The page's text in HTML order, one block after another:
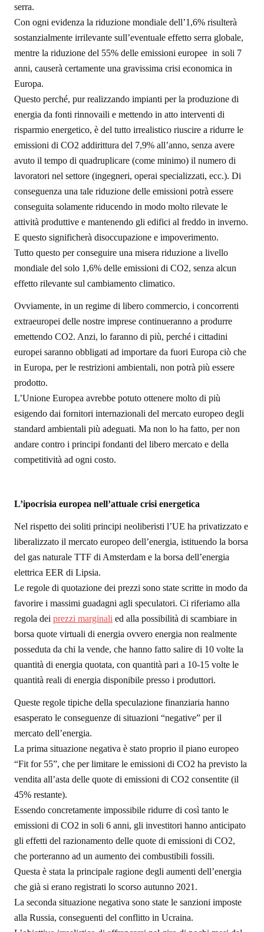
serra.
Con ogni evidenza la riduzione mondiale dell’1,6% risulterà
sostanzialmente irrilevante sull’eventuale effetto serra globale,
mentre la riduzione del 55% delle emissioni europee in soli 7
anni, causerà certamente una gravissima crisi economica in
Europa.
Questo perché, pur realizzando impianti per la produzione di
energia da fonti rinnovaili e mettendo in atto interventi di
risparmio energetico, è del tutto irrealistico riuscire a ridurre le
emissioni di CO2 addirittura del 7,9% all’anno, senza avere
avuto il tempo di quadruplicare (come minimo) il numero di
lavoratori nel settore (ingegneri, operai specializzati, ecc.). Di
conseguenza una tale riduzione delle emissioni potrà essere
conseguita solamente riducendo in modo molto rilevate le
attività produttive e mantenendo gli edifici al freddo in inverno.
E questo significherà disoccupazione e impoverimento.
Tutto questo per conseguire una misera riduzione a livello
mondiale del solo 1,6% delle emissioni di CO2, senza alcun
effetto rilevante sul cambiamento climatico.
Ovviamente, in un regime di libero commercio, i concorrenti
extraeuropei delle nostre imprese continueranno a produrre
emettendo CO2. Anzi, lo faranno di più, perché i cittadini
europei saranno obbligati ad importare da fuori Europa ciò che
in Europa, per le restrizioni ambientali, non potrà più essere
prodotto.
L’Unione Europea avrebbe potuto ottenere molto di più
esigendo dai fornitori internazionali del mercato europeo degli
standard ambientali più adeguati. Ma non lo ha fatto, per non
andare contro i principi fondanti del libero mercato e della
competitività ad ogni costo.
L’ipocrisia europea nell’attuale crisi energetica
Nel rispetto dei soliti principi neoliberisti l’UE ha privatizzato e
liberalizzato il mercato europeo dell’energia, istituendo la borsa
del gas naturale TTF di Amsterdam e la borsa dell’energia
elettrica EER di Lipsia.
Le regole di quotazione dei prezzi sono state scritte in modo da
favorire i massimi guadagni agli speculatori. Ci riferiamo alla
regola dei prezzi marginali ed alla possibilità di scambiare in
borsa quote virtuali di energia ovvero energia non realmente
posseduta da chi la vende, che hanno fatto salire di 10 volte la
quantità di energia quotata, con quantità pari a 10-15 volte le
quantità reali di energia disponibile presso i produttori.
Queste regole tipiche della speculazione finanziaria hanno
esasperato le conseguenze di situazioni “negative” per il
mercato dell’energia.
La prima situazione negativa è stato proprio il piano europeo
“Fit for 55”, che per limitare le emissioni di CO2 ha previsto la
vendita all’asta delle quote di emissioni di CO2 consentite (il
45% restante).
Essendo concretamente impossibile ridurre di così tanto le
emissioni di CO2 in soli 6 anni, gli investitori hanno anticipato
gli effetti del razionamento delle quote di emissioni di CO2,
che porteranno ad un aumento dei combustibili fossili.
Questa è stata la principale ragione degli aumenti dell’energia
che già si erano registrati lo scorso autunno 2021.
La seconda situazione negativa sono state le sanzioni imposte
alla Russia, conseguenti del conflitto in Ucraina.